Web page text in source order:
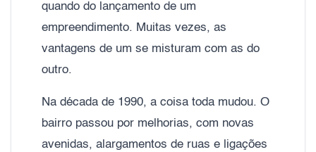
quando do lançamento de um
empreendimento. Muitas vezes, as
vantagens de um se misturam com as do
outro.
Na década de 1990, a coisa toda mudou. O
bairro passou por melhorias, com novas
avenidas, alargamentos de ruas e ligações